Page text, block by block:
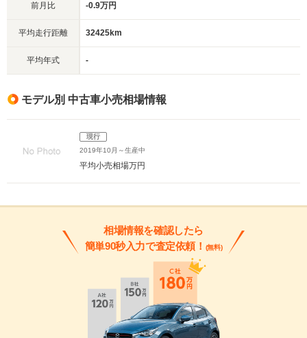
前月比 -0.9万円
平均走行距離 32425km
平均年式 -
モデル別 中古車小売相場情報
現行
2019年10月～生産中
平均小売相場万円
相場情報を確認したら
簡単90秒入力で査定依頼！ (無料)